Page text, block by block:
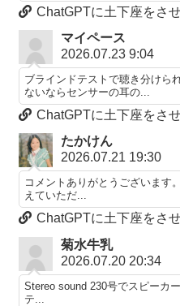
ChatGPTに土下座をさ
マイペース
2026.07.23 9:04
ブラインドテストで聴き分けら
ないならセンサーの耳の...
ChatGPTに土下座をさ
たかけん
2026.07.21 19:30
コメントありがとうございます
えていただ...
ChatGPTに土下座をさ
菊水牛乳
2026.07.20 20:34
Stereo sound 230号でスピーカ
テ...